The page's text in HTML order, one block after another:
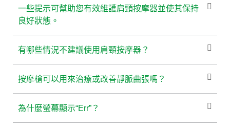
一些提示可幫助您有效維護肩頸按摩器並使其保持
良好狀態。
有哪些情況不建議使用肩頸按摩器？
按摩槍可以用來治療或改善靜脈曲張嗎？
為什麼螢幕顯示“Err”？